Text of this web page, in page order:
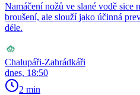
Namáčení nožů ve slané vodě sice
broušení, ale slouží jako účinná
déle.
Chalupáři-Zahrádkáři
dnes, 18:50
2 min